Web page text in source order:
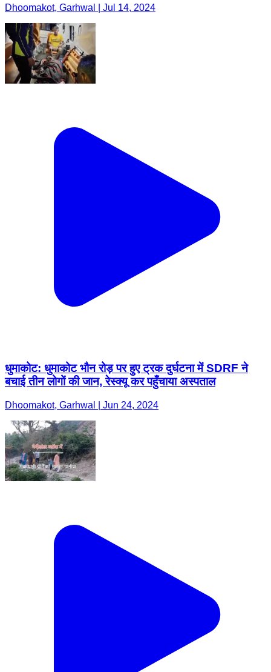
Dhoomakot, Garhwal | Jul 14, 2024
धुमाकोट: धुमाकोट भौन रोड़ पर हुए ट्रक दुर्घटना में SDRF ने
बचाई तीन लोगों की जान, रेस्क्यू कर पहुँचाया अस्पताल
Dhoomakot, Garhwal | Jun 24, 2024